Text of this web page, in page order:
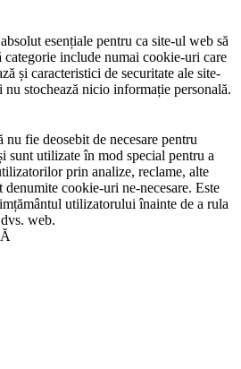
esențiale pentru ca site-ul web să
categorie include numai cookie-uri care
și caracteristici de securitate ale site-
stochează nicio informație personală.
fie deosebit de necesare pentru
sunt utilizate în mod special pentru a
prin analize, reclame, alte
cookie-uri ne-necesare. Este
utilizatorului înainte de a rula
web.